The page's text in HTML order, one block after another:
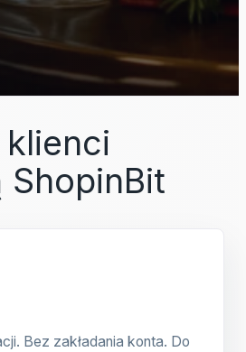
Bez zakładania konta. Do